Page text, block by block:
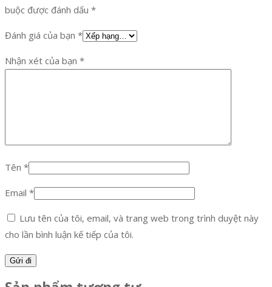
buộc được đánh dấu *
Đánh giá của bạn *
Nhận xét của bạn *
Tên *
Email *
Lưu tên của tôi, email, và trang web trong trình duyệt này
cho lần bình luận kế tiếp của tôi.